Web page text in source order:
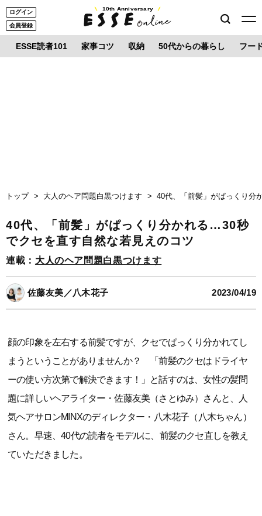
ログイン
会員登録
10th Anniversary
ESSE読者101 家事コツ 収納 50代からの暮らし フー
トップ 大人のヘア問題白黒つけます 40代、「前髪」がぱっくり分
40代、「前髪」がぱっくり分かれる…30秒
でクセを直す自然な若見えのコツ
連載： 大人のヘア問題白黒つけます
佐藤友美／八木花子 2023/04/19
顔の印象を左右する前髪ですが、クセでぱっくり分かれてし
まうということがありませんか？ 「前髪のクセはドライヤ
ーの使い方次第で解決できます！」と話すのは、女性の髪問
題に詳しいヘアライター・佐藤友美（さとゆみ）さんと、人
気ヘアサロンMINXのディレクター・八木花子（八木ちゃん）
さん。早速、40代の読者をモデルに、前髪のクセ直しを教え
ていただきました。